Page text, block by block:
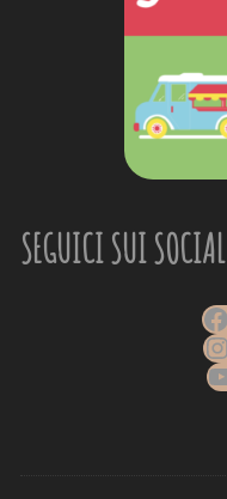
SEGUICI SUI SOCIAL